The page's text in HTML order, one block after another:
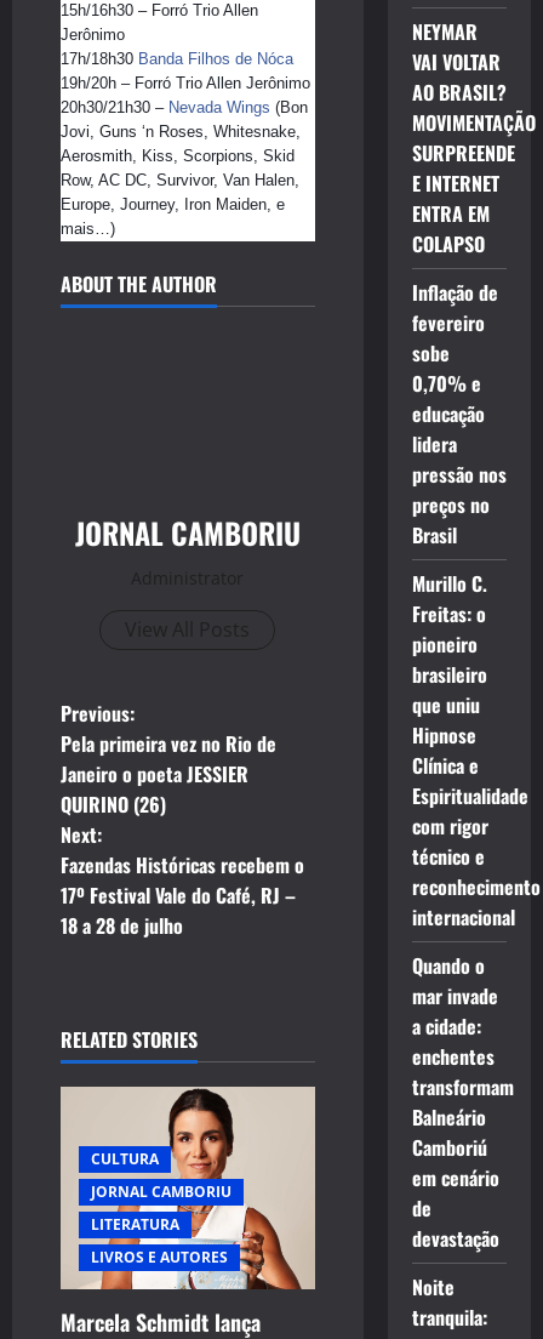
15h/16h30 – Forró Trio Allen
Jerônimo
17h/18h30 Banda Filhos de Nóca
19h/20h – Forró Trio Allen Jerônimo
20h30/21h30 – Nevada Wings (Bon
Jovi, Guns ‘n Roses, Whitesnake,
Aerosmith, Kiss, Scorpions, Skid
Row, AC DC, Survivor, Van Halen,
Europe, Journey, Iron Maiden, e
mais…)
ABOUT THE AUTHOR
JORNAL CAMBORIU
Administrator
View All Posts
P
o
s
t
n
v
i
i
Previous:
Pela primeira vez no Rio de
Janeiro o poeta JESSIER
QUIRINO (26)
Next:
Fazendas Históricas recebem o
17º Festival Vale do Café, RJ –
18 a 28 de julho
RELATED STORIES
CULTURA
JORNAL CAMBORIU
LITERATURA
LIVROS E AUTORES
Marcela Schmidt lança
NEYMAR
VAI VOLTAR
AO BRASIL?
MOVIMENTAÇÃO
SURPREENDE
E INTERNET
ENTRA EM
COLAPSO
Inflação de
fevereiro
sobe
0,70% e
educação
lidera
pressão nos
preços no
Brasil
Murillo C.
Freitas: o
pioneiro
brasileiro
que uniu
Hipnose
Clínica e
Espiritualidade
com rigor
técnico e
reconhecimento
internacional
Quando o
mar invade
a cidade:
enchentes
transformam
Balneário
Camboriú
em cenário
de
devastação
Noite
tranquila: